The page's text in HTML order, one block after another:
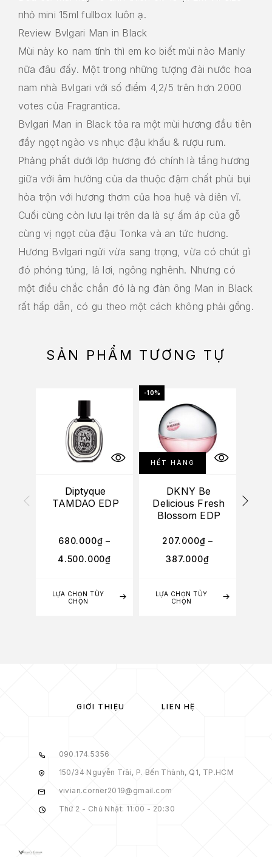
nhỏ mini 15ml fullbox luôn ạ.
Review Bvlgari Man in Black
Mùi này ko nam tính thì em ko biết mùi nào Manly
nữa đâu đấy. Một trong những tượng đài nước hoa
nam nhà Bvlgari với số điểm 4,2/5 trên hơn 2000
votes của Fragrantica.
Bvlgari Man in Black tỏa ra một mùi hương đầu tiên
đầy ngọt ngào vs nhục đậu khấu & rượu rum.
Phảng phất dưới lớp hương đó chính là tầng hương
giữa với âm hưởng của da thuộc đậm chất phủi bụi
hòa trộn với hương thơm của hoa huệ và diên vĩ.
Cuối cùng còn lưu lại trên da là sự ấm áp của gỗ
cùng vị ngọt của đậu Tonka và an tức hương.
Hương Bvlgari ngửi vừa sang trọng, vừa có chút gì
đó phóng túng, lả lơi, ngông nghênh. Nhưng có
một điều chắc chắn đó là ng đàn ông Man in Black
rất hấp dẫn, có gu theo một cách không phải gồng.
SẢN PHẨM TƯƠNG TỰ
LỰA CHỌN TÙY
CHỌN
Diptyque
TAMDAO EDP
680.000₫ –
4.500.000₫
-10%
HẾT HÀNG
LỰA CHỌN TÙY
CHỌN
DKNY Be
Delicious Fresh
Blossom EDP
207.000₫ –
387.000₫
GIỚI THIỆU LIÊN HỆ
090.174.5356
150/34 Nguyễn Trãi, P. Bến Thành, Q1, TP.HCM
vivian.corner2019@gmail.com
Thứ 2 - Chủ Nhật: 11:00 - 20:30